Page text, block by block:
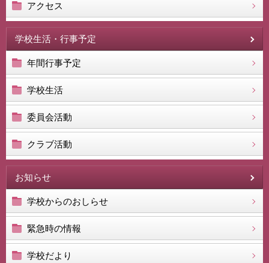
アクセス
学校生活・行事予定
年間行事予定
学校生活
委員会活動
クラブ活動
お知らせ
学校からのおしらせ
緊急時の情報
学校だより